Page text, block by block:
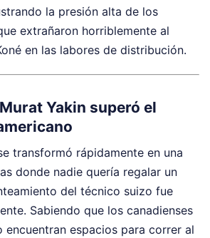
la presión alta de los
extrañaron horriblemente al
en las labores de distribución.
Yakin superó el
transformó rápidamente en una
donde nadie quería regalar un
del técnico suizo fue
Sabiendo que los canadienses
encuentran espacios para correr al